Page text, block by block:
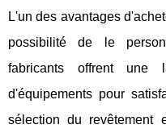
L'un des avantages
possibilité de le
fabricants offrent une
d'équipements pour
sélection du revêtement